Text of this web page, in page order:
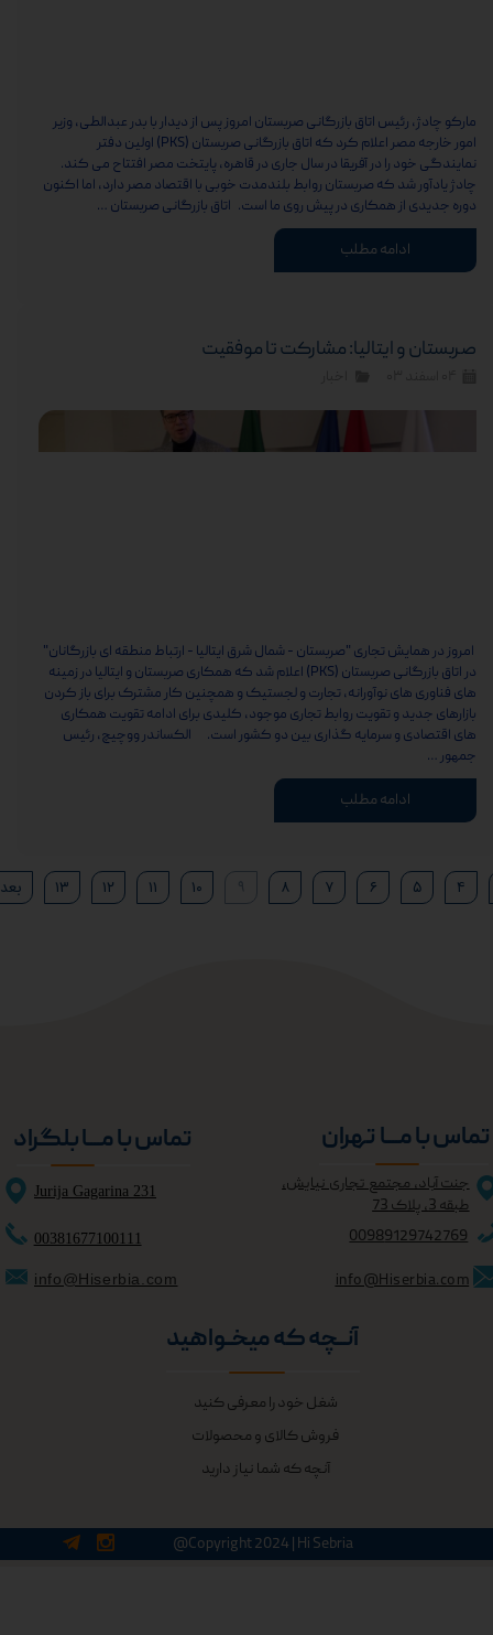
مارکو چادژ، رئیس اتاق بازرگانی صربستان امروز پس از دیدار با بدر عبدالطی، وزیر
امور خارجه مصر اعلام کرد که اتاق بازرگانی صربستان (PKS) اولین دفتر
نمایندگی خود را در آفریقا در سال جاری در قاهره، پایتخت مصر افتتاح می کند.
چادژ یادآور شد که صربستان روابط بلندمدت خوبی با اقتصاد مصر دارد، اما اکنون
دوره جدیدی از همکاری در پیش روی ما است. اتاق بازرگانی صربستان …
ادامه مطلب
صربستان و ایتالیا: مشارکت تا موفقیت
امروز در همایش تجاری "صربستان - شمال شرق ایتالیا - ارتباط منطقه ای بازرگانان"
در اتاق بازرگانی صربستان (PKS) اعلام شد که همکاری صربستان و ایتالیا در زمینه
های فناوری های نوآورانه، تجارت و لجستیک و همچنین کار مشترک برای باز کردن
بازارهای جدید و تقویت روابط تجاری موجود، کلیدی برای ادامه تقویت همکاری
های اقتصادی و سرمایه گذاری بین دو کشور است. الکساندر ووچیچ، رئیس
جمهور …
ادامه مطلب
۴ ۵ ۶ ۷ ۸ ۹ ۱۰ ۱۱ ۱۲ ۱۳
@Copyright 2024 | Hi Sebria
شغل خود را معرفی کنید
فروش کالای و محصولات
آنچه که شما نیاز دارید
آنــچه که میخــواهید
تماس با مــــا تهران
جنت آباد، مجتمع تجاری نیایش،
طبقه 3، پلاک 73
00989129742769
info@Hiserbia.com
تماس با مــــا بلگراد
Jurija Gagarina 231
info@Hiserbia.com
00381677100111